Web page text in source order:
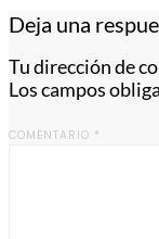
Deja una
Tu dirección de
Los campos
COMENTARIO *